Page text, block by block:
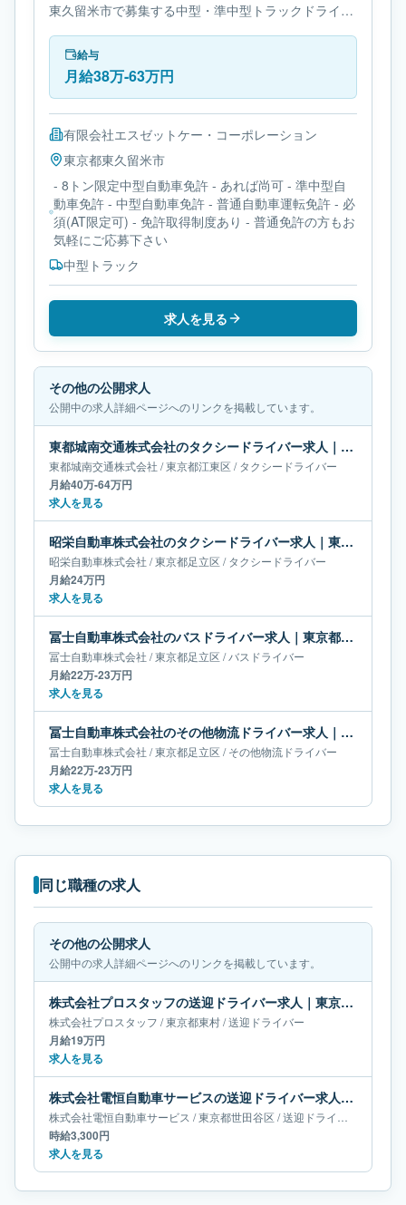
東久留米市で募集する中型・準中型トラックドライバ
ー求人です。使用車種は中型トラックです。必要免許
は- 8トン限定中型自動車免許です。
給与
月給38万-63万円
有限会社エスゼットケー・コーポレーション
東京都東久留米市
- 8トン限定中型自動車免許 - あれば尚可 - 準中型自
動車免許 - 中型自動車免許 - 普通自動車運転免許 - 必
須(AT限定可) - 免許取得制度あり - 普通免許の方もお
気軽にご応募下さい
中型トラック
求人を見る
その他の公開求人
公開中の求人詳細ページへのリンクを掲載しています。
東都城南交通株式会社のタクシードライバー求人｜東京都江東区｜月給40万-64万円
東都城南交通株式会社 /東京都江東区 /タクシードライバー
月給40万-64万円
求人を見る
昭栄自動車株式会社のタクシードライバー求人｜東京都足立区｜月給24万円
昭栄自動車株式会社 /東京都足立区 /タクシードライバー
月給24万円
求人を見る
冨士自動車株式会社のバスドライバー求人｜東京都足立区｜月給22万-23万円
冨士自動車株式会社 /東京都足立区 /バスドライバー
月給22万-23万円
求人を見る
冨士自動車株式会社のその他物流ドライバー求人｜東京都足立区｜月給22万-23万円
冨士自動車株式会社 /東京都足立区 /その他物流ドライバー
月給22万-23万円
求人を見る
同じ職種の求人
その他の公開求人
公開中の求人詳細ページへのリンクを掲載しています。
株式会社プロスタッフの送迎ドライバー求人｜東京都東村｜月給19万円
株式会社プロスタッフ /東京都東村/送迎ドライバー
月給19万円
求人を見る
株式会社電恒自動車サービスの送迎ドライバー求人｜東京都世田谷区
株式会社電恒自動車サービス /東京都世田谷区 /送迎ドライバー
時給3,300円
求人を見る